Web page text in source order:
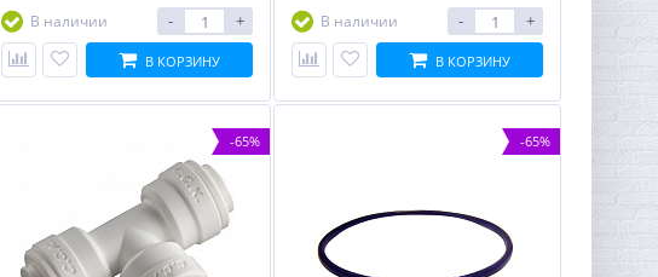
В наличии
- +
В КОРЗИНУ
В наличии
- +
В КОРЗИНУ
-65% -65%